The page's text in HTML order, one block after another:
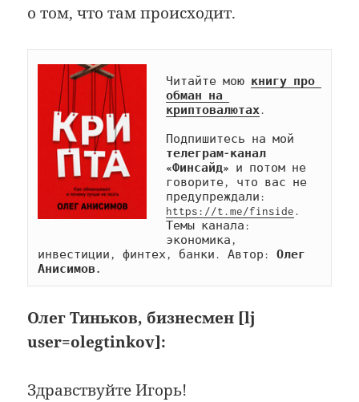
о том, что там происходит.
Читайте мою книгу про
обман на
криптовалютах .
телеграм-канал
«Финсайд» и потом не
говорите, что вас не
https://t.me/finside .
Темы канала:
экономика,
инвестиции, финтех, банки. Автор: Олег
Анисимов.
Олег Тиньков, бизнесмен [lj
user=olegtinkov]:
Здравствуйте Игорь!